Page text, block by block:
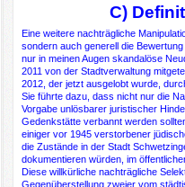
C)
Eine weitere nachträgliche
sondern auch generell die
nur in meinen Augen skandalöse
2011 von der Stadtverwaltung
2012, der jetzt ausgelobt wurde,
Sie führte dazu, dass nicht nur die
Vorgabe unlösbarer juristischer
Gedenkstätte verbannt werden
einiger vor 1945 verstorbener
die Zustände in der Stadt
dokumentieren würden, im
Diese willkürliche nachträgliche
Gegenüberstellung zweier vom